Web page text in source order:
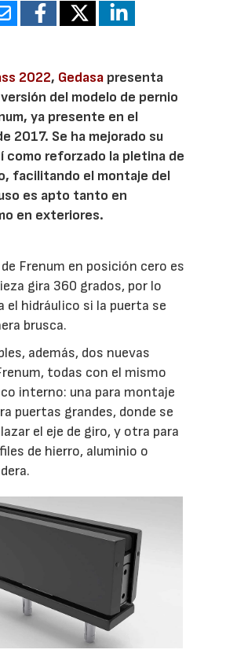
2022, Gedasa presenta
del modelo de pernio
ya presente en el
2017. Se ha mejorado su
como reforzado la pletina de
facilitando el montaje del
es apto tanto en
en exteriores.
Frenum en posición cero es
gira 360 grados, por lo
el hidráulico si la puerta se
brusca.
además, dos nuevas
todas con el mismo
interno: una para montaje
puertas grandes, donde se
el eje de giro, y otra para
de hierro, aluminio o